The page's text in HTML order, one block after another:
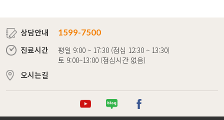
상담안내
1599-7500
진료시간
평일 9:00 ~ 17:30 (점심 12:30 ~ 13:30)
토 9:00~13:00 (점심시간 없음)
오시는길